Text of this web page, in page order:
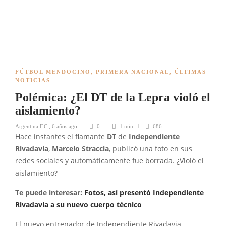
FÚTBOL MENDOCINO , PRIMERA NACIONAL, ÚLTIMAS
NOTICIAS
Polémica: ¿El DT de la Lepra violó el
aislamiento?
Argentina F.C. 6 años ago 0 1 min 686
Hace instantes el flamante DT de Independiente
Rivadavia, Marcelo Straccia, publicó una foto en sus
redes sociales y automáticamente fue borrada. ¿Violó el
aislamiento?
Te puede interesar: Fotos, así presentó Independiente
Rivadavia a su nuevo cuerpo técnico